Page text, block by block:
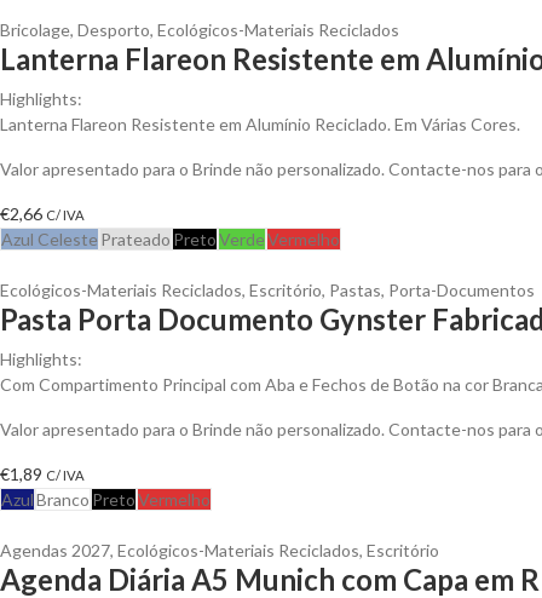
Bricolage, Desporto, Ecológicos-Materiais Reciclados
Lanterna Flareon Resistente em
Highlights:
Lanterna Flareon Resistente em Alumínio Reciclado. Em Várias Cores.
Valor apresentado para o Brinde não personalizado. Contacte-nos
€2,66 C/ IVA
Azul Celeste Prateado PretoVerdeVermelho
Ecológicos-Materiais Reciclados, Escritório, Pastas, Porta-Documentos
Pasta Porta Documento Gynster
Highlights:
Com Compartimento Principal com Aba e Fechos de Botão na cor
Valor apresentado para o Brinde não personalizado. Contacte-nos
€1,89 C/ IVA
AzulBranco PretoVermelho
Agendas 2027, Ecológicos-Materiais Reciclados, Escritório
Agenda Diária A5 Munich com Capa em